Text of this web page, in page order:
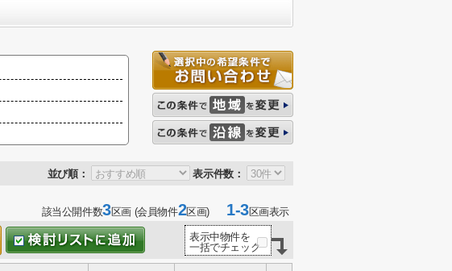
並び順： 表示件数：
該当公開件数3区画 (会員物件2区画)1-3区画表示
表示中物件を
一括でチェック